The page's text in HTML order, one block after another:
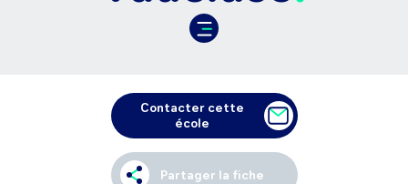
Contacter cette
école
Partager la fiche